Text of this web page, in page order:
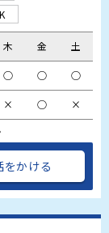
木 金 土
○ ○ ○
× ○ ×
をかける